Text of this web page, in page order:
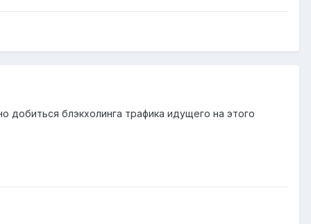
блэкхолинга трафика идущего на этого